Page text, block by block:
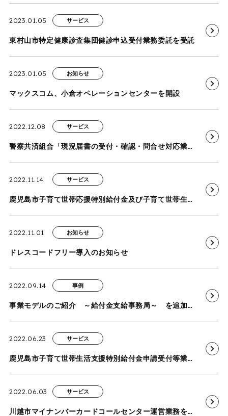
2023.01.05 サービス
東村山市特定健康診査集団健診申込受付業務委託を受託
2023.01.05 お知らせ
マックスコム、小倉オペレーションセンターを開設
2022.12.08 サービス
警察共済組合「現況届書の受付・確認・問合せ対応業務」を受託
2022.11.14 サービス
鹿児島市子育て世帯応援特別給付金及び子育て世帯生活支援特別給付金申請受付等業務を受託 －申請受付・審査・相談窓口等業務の事務局運営代行サービスの運営－
2022.11.01 お知らせ
ドレスコードフリー導入のお知らせ
2022.09.14 事例
事業モデルのご紹介 ～給付金支給事務局～ を追加しました
2022.06.23 サービス
鹿児島市子育て世帯生活支援特別給付金申請受付等業務を受託
2022.06.03 サービス
川越市マイナンバーカードコールセンター運営業務を受託